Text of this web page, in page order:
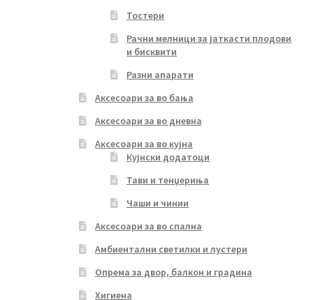
Тостери
Рачни мелници за јаткасти плодови
и бисквити
Разни апарати
Аксесоари за во бања
Аксесоари за во дневна
Аксесоари за во кујна
Кујнски додатоци
Тави и тенџериња
Чаши и чинии
Аксесоари за во спална
Амбиентални светилки и лустери
Опрема за двор, балкон и градина
Хигиена